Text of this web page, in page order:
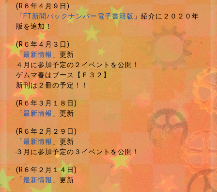
(R６年４月９日)
「FT新聞バックナンバー電子書籍版」紹介に２０２０年
版を追加！
(R６年４月３日)
「最新情報」更新
４月に参加予定の２イベントを公開！
ゲムマ春はブース【Ｆ３２】
新刊は２冊の予定！！
(R６年３月１８日)
「最新情報」更新
(R６年２月２９日)
「最新情報」更新
３月に参加予定の３イベントを公開！
(R６年２月１４日)
「最新情報」更新